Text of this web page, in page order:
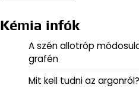
Kémia infók
A szén allotróp
grafén
Mit kell tudni az argonról?